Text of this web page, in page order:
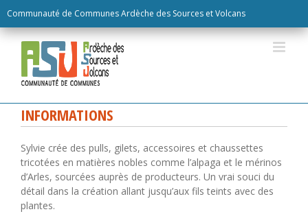
Communauté de Communes Ardèche des Sources et Volcans
to
content
INFORMATIONS
Sylvie crée des pulls, gilets, accessoires et chaussettes
tricotées en matières nobles comme l’alpaga et le mérinos
d’Arles, sourcées auprès de producteurs. Un vrai souci du
détail dans la création allant jusqu’aux fils teints avec des
plantes.